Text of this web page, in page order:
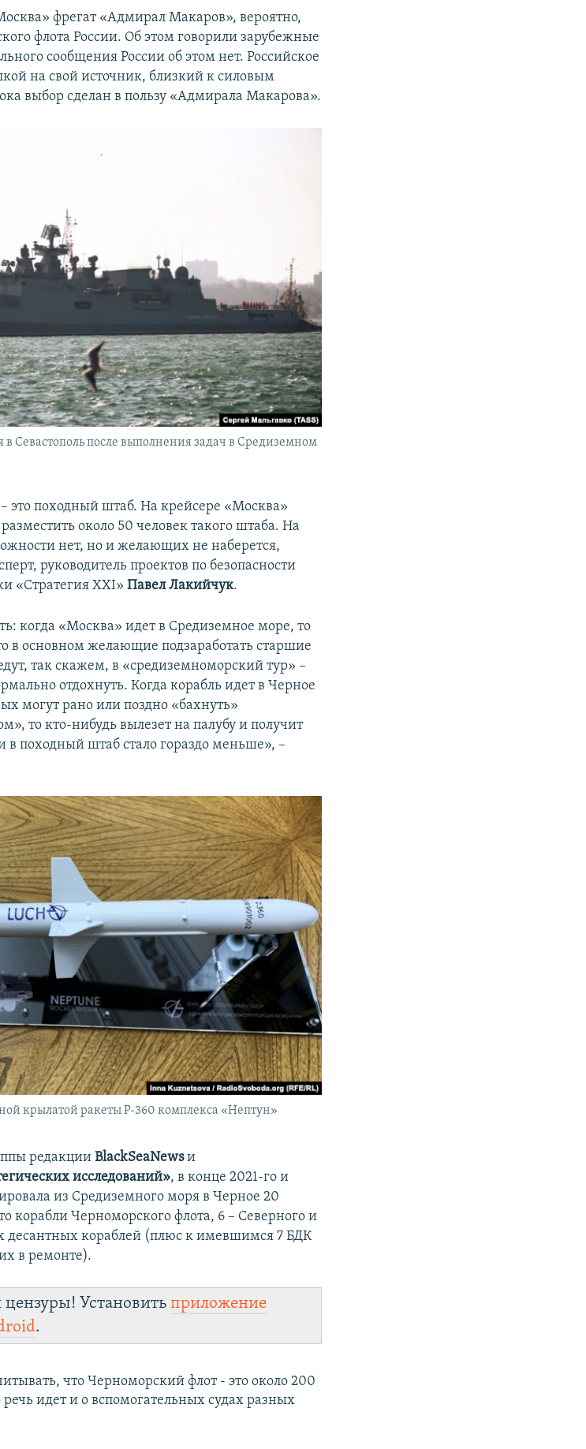
фрегат «Адмирал Макаров», вероятно,
флота России. Об этом говорили зарубежные
сообщения России об этом нет. Российское
на свой источник, близкий к силовым
выбор сделан в пользу «Адмирала Макарова».
Севастополь после выполнения задач в Средиземном
это походный штаб. На крейсере «Москва»
около 50 человек такого штаба. На
нет, но и желающих не наберется,
руководитель проектов по безопасности
«Стратегия ХХІ» Павел Лакийчук.
когда «Москва» идет в Средиземное море, то
в основном желающие подзаработать старшие
так скажем, в «средиземноморский тур» –
отдохнуть. Когда корабль идет в Черное
могут рано или поздно «бахнуть»
то кто-нибудь вылезет на палубу и получит
походный штаб стало гораздо меньше», –
крылатой ракеты Р-360 комплекса «Нептун»
редакцииBlackSeaNewsи
исследований», в конце 2021-го и
из Средиземного моря в Черное 20
корабли Черноморского флота, 6 – Северного и
десантных кораблей (плюс к имевшимся 7 БДК
в ремонте).
цензуры! Установитьприложение
.
что Черноморский флот - это около 200
идет и о вспомогательных судах разных